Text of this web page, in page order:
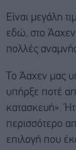
Είναι μεγάλη
εδώ, στο
πολλές
Το Άαχεν μας
υπήρξε ποτέ
κατασκευή».
περισσότερο
επιλογή που